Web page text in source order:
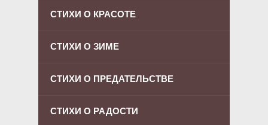
СТИХИ О КРАСОТЕ
СТИХИ О ЗИМЕ
СТИХИ О ПРЕДАТЕЛЬСТВЕ
СТИХИ О РАДОСТИ